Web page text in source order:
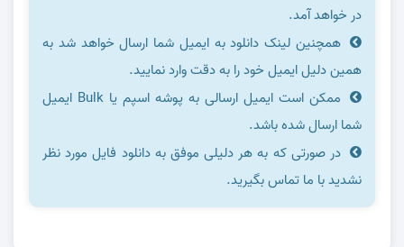
در خواهد آمد.
همچنین لینک دانلود به ایمیل شما ارسال خواهد شد به
همین دلیل ایمیل خود را به دقت وارد نمایید.
ممکن است ایمیل ارسالی به پوشه اسپم یا Bulk ایمیل
شما ارسال شده باشد.
در صورتی که به هر دلیلی موفق به دانلود فایل مورد نظر
نشدید با ما تماس بگیرید.